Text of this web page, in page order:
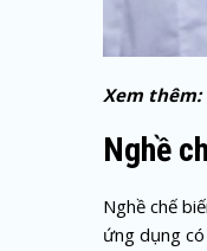
Xem thêm:
Nghề
Nghề chế
ứng dụng